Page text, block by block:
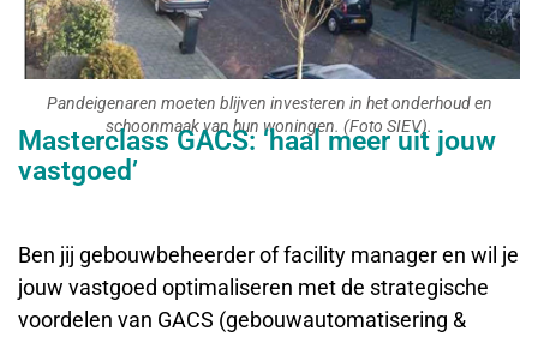
Pandeigenaren moeten blijven investeren in het onderhoud en
schoonmaak van hun woningen. (Foto SIEV).
Masterclass GACS: ‘haal meer uit jouw
vastgoed’
Ben jij gebouwbeheerder of facility manager en wil je
jouw vastgoed optimaliseren met de strategische
voordelen van GACS (gebouwautomatisering &